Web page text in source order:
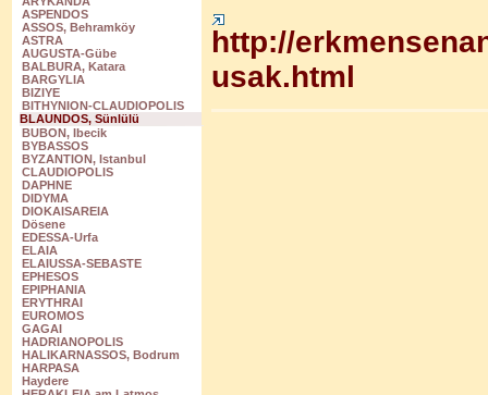
ASPENDOS
ASSOS, Behramköy
ASTRA
AUGUSTA-Gübe
BALBURA, Katara
BARGYLIA
BIZIYE
BITHYNION-CLAUDIOPOLIS
BLAUNDOS, Sünlülü
BUBON, Ibecik
BYBASSOS
BYZANTION, Istanbul
CLAUDIOPOLIS
DAPHNE
DIDYMA
DIOKAISAREIA
Dösene
EDESSA-Urfa
ELAIA
ELAIUSSA-SEBASTE
EPHESOS
EPIPHANIA
ERYTHRAI
EUROMOS
GAGAI
HADRIANOPOLIS
HALIKARNASSOS, Bodrum
HARPASA
Haydere
http://
usak.html